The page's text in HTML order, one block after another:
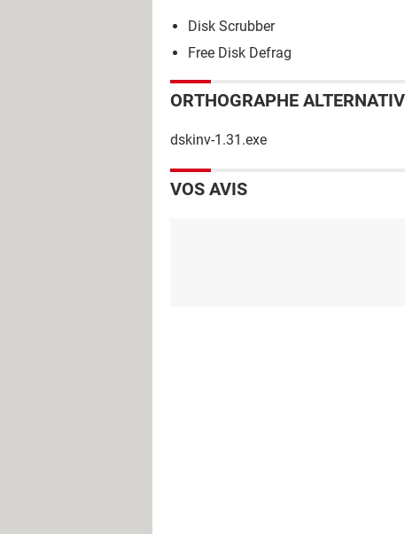
Disk Scrubber
Free Disk Defrag
ORTHOGRAPHE
dskinv-1.31.exe
VOS AVIS